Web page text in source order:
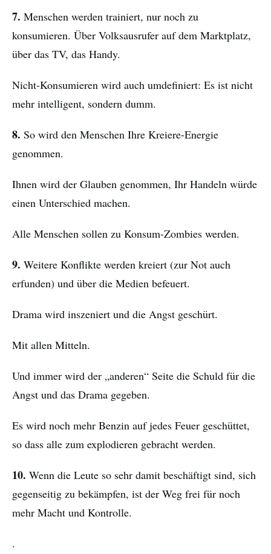
7. Menschen werden trainiert, nur noch zu
konsumieren. Über Volksausrufer auf dem Marktplatz,
über das TV, das Handy.
Nicht-Konsumieren wird auch umdefiniert: Es ist nicht
mehr intelligent, sondern dumm.
8. So wird den Menschen Ihre Kreiere-Energie
genommen.
Ihnen wird der Glauben genommen, Ihr Handeln würde
einen Unterschied machen.
Alle Menschen sollen zu Konsum-Zombies werden.
9. Weitere Konflikte werden kreiert (zur Not auch
erfunden) und über die Medien befeuert.
Drama wird inszeniert und die Angst geschürt.
Mit allen Mitteln.
Und immer wird der „anderen“ Seite die Schuld für die
Angst und das Drama gegeben.
Es wird noch mehr Benzin auf jedes Feuer geschüttet,
so dass alle zum explodieren gebracht werden.
10. Wenn die Leute so sehr damit beschäftigt sind, sich
gegenseitig zu bekämpfen, ist der Weg frei für noch
mehr Macht und Kontrolle.
.